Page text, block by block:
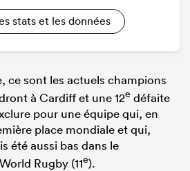
stats et les données
ce sont les actuels champions
à Cardiff et une 12e défaite
pour une équipe qui, en
place mondiale et qui,
été aussi bas dans le
Rugby (11e).